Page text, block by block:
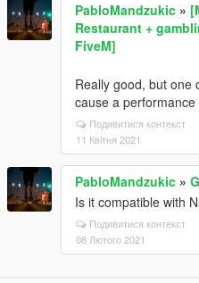
PabloMandzukic »
Restaurant +
FiveM]
Really good, but one
cause a
Подивитися контекст
11 Квітня 2021
PabloMandzukic »
Is it compatible with
Подивитися контекст
08 Лютого 2021